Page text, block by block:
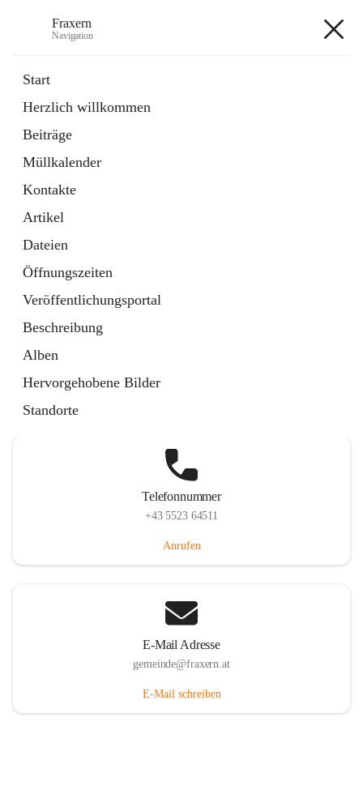
Fraxern
Navigation
Start
Herzlich willkommen
Beiträge
Müllkalender
Kontakte
Artikel
Dateien
Öffnungszeiten
Veröffentlichungsportal
Beschreibung
Alben
Hervorgehobene Bilder
Standorte
Ordner
in
Tab
Formulare
Artikel
öffnet
in
neuem
Tab
Telefonnummer
+43 5523 64511
Anrufen
E-Mail Adresse
gemeinde@fraxern.at
E-Mail schreiben